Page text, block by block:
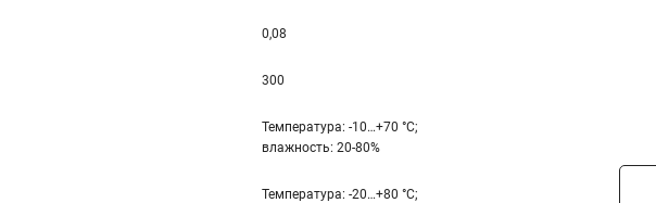
0,08
300
Температура: -10…+70 °С;
влажность: 20-80%
Температура: -20…+80 °С;